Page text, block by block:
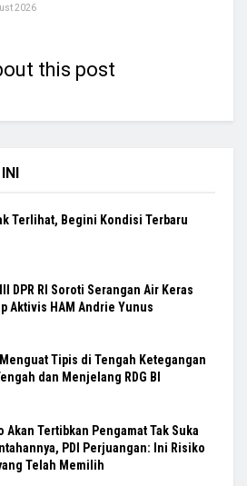
2026
this post
Terlihat, Begini Kondisi Terbaru
DPR RI Soroti Serangan Air Keras
Aktivis HAM Andrie Yunus
Tipis di Tengah Ketegangan
dan Menjelang RDG BI
Akan Tertibkan Pengamat Tak Suka
PDI Perjuangan: Ini Risiko
Telah Memilih